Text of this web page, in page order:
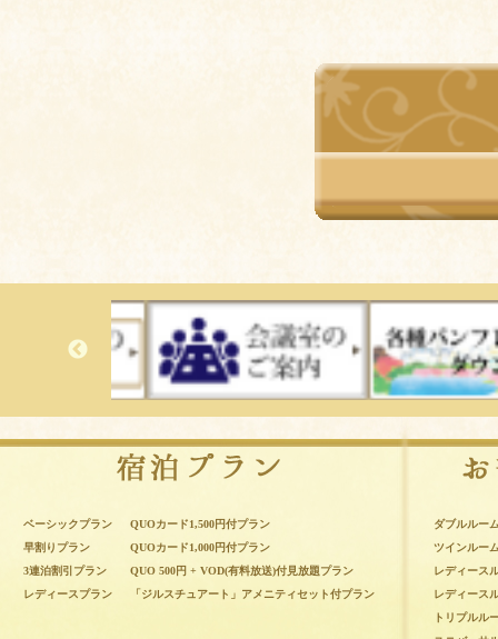
宿泊プラン
ベーシックプラン
早割りプラン
3連泊割引プラン
レディースプラン
QUOカード1,500円付プラン
QUOカード1,000円付プラン
QUO 500円 + VOD(有料放送)付見放題プラン
「ジルスチュアート」アメニティセット付プラン
ダブルルー
ツインルー
レディース
レディース
トリプルル